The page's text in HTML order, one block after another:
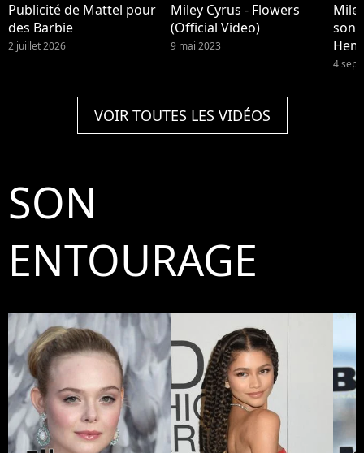
Publicité de Mattel pour
des Barbie
2 juillet 2026
Miley Cyrus - Flowers
(Official Video)
9 mai 2023
son
4
VOIR TOUTES LES VIDÉOS
SON
ENTOURAGE